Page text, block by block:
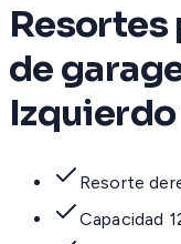
Resortes
de
Resorte
Capacidad